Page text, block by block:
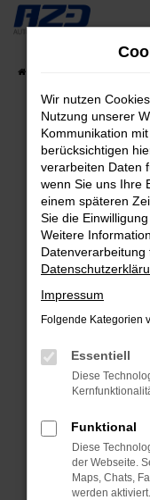
Zum
springen
FEHLER:
Beim Laden ist
Hier sind ein
Überprüfe
Laden andere
Manche
können das
verhindern.
anderen
Fenster?
Starte dein
Das kann
Wir nutzen
Nutzung unserer
Kommunikation
berücksichtigen
verarbeiten Daten
wenn Sie uns Ihre
einem späteren
Sie die
Weitere
Datenverarbeitung
Impressum
Folgende Kategorien
Essentiell
Diese
Funktional
Diese
der Webseite.
Maps, Chats,
werden aktiviert.